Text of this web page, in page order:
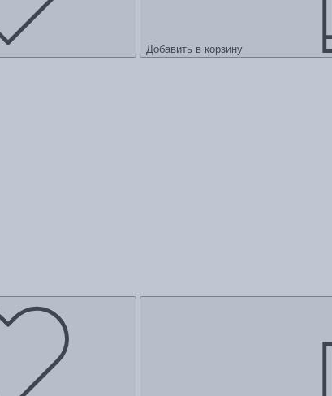
Добавить в корзину